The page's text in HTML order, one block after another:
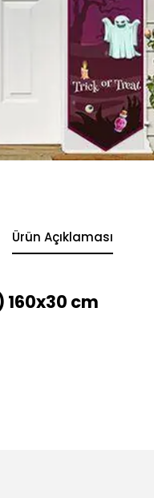
Ürün Açıklaması
160x30 cm